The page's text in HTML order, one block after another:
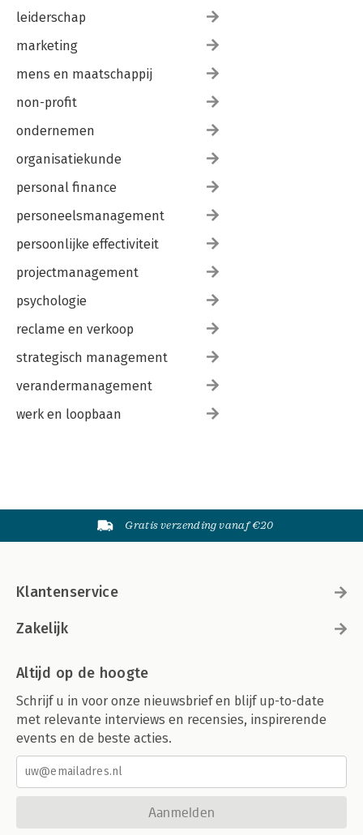
leiderschap
marketing
mens en maatschappij
non-profit
ondernemen
organisatiekunde
personal finance
personeelsmanagement
persoonlijke effectiviteit
projectmanagement
psychologie
reclame en verkoop
strategisch management
verandermanagement
werk en loopbaan
Gratis verzending vanaf €20
Klantenservice
Zakelijk
Altijd op de hoogte
Schrijf u in voor onze nieuwsbrief en blijf up-to-date
met relevante interviews en recensies, inspirerende
events en de beste acties.
Aanmelden